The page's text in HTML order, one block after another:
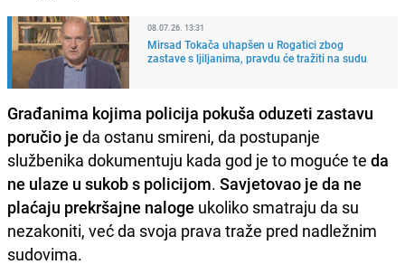
08.07.26. 13:31
Mirsad Tokača uhapšen u Rogatici zbog
zastave s ljiljanima, pravdu će tražiti na sudu
Građanima kojima policija pokuša oduzeti zastavu
poručio je da ostanu smireni, da postupanje
službenika dokumentuju kada god je to moguće te da
ne ulaze u sukob s policijom. Savjetovao je da ne
plaćaju prekršajne naloge ukoliko smatraju da su
nezakoniti, već da svoja prava traže pred nadležnim
sudovima.